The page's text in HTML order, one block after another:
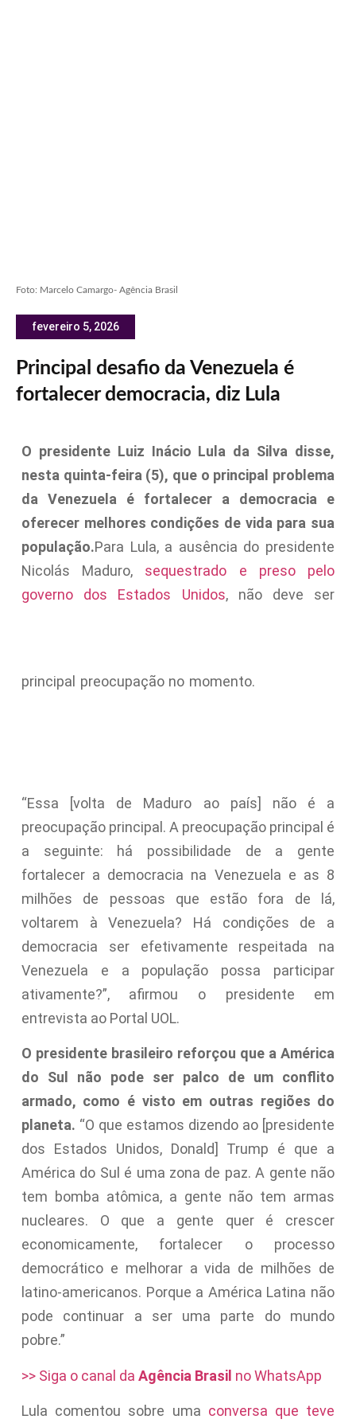
Foto: Marcelo Camargo- Agência Brasil
fevereiro 5, 2026
Principal desafio da Venezuela é
fortalecer democracia, diz Lula
O presidente Luiz Inácio Lula da Silva disse,
nesta quinta-feira (5), que o principal problema
da Venezuela é fortalecer a democracia e
oferecer melhores condições de vida para sua
população.Para Lula, a ausência do presidente
Nicolás Maduro, sequestrado e preso pelo
governo dos Estados Unidos, não deve ser
principal preocupação no momento.
“Essa [volta de Maduro ao país] não é a
preocupação principal. A preocupação principal é
a seguinte: há possibilidade de a gente
fortalecer a democracia na Venezuela e as 8
milhões de pessoas que estão fora de lá,
voltarem à Venezuela? Há condições de a
democracia ser efetivamente respeitada na
Venezuela e a população possa participar
ativamente?”, afirmou o presidente em
entrevista ao Portal UOL.
O presidente brasileiro reforçou que a América
do Sul não pode ser palco de um conflito
armado, como é visto em outras regiões do
planeta. “O que estamos dizendo ao [presidente
dos Estados Unidos, Donald] Trump é que a
América do Sul é uma zona de paz. A gente não
tem bomba atômica, a gente não tem armas
nucleares. O que a gente quer é crescer
economicamente, fortalecer o processo
democrático e melhorar a vida de milhões de
latino-americanos. Porque a América Latina não
pode continuar a ser uma parte do mundo
pobre.”
>> Siga o canal da Agência Brasil no WhatsApp
Lula comentou sobre uma conversa que teve